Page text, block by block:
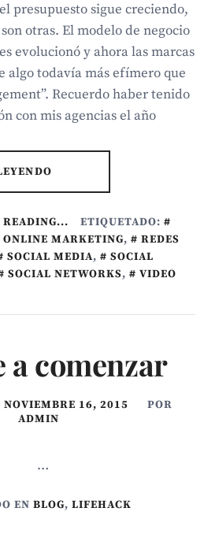
presupuesto sigue creciendo,
otras. El modelo de negocio
evolucionó y ahora las marcas
algo todavía más efímero que
Recuerdo haber tenido
con mis agencias el año
READING...
ETIQUETADO:
ONLINE MARKETING,
REDES
SOCIAL MEDIA,
SOCIAL
SOCIAL NETWORKS, VIDEO
a comenzar
NOVIEMBRE 16, 2015
POR
ADMIN
…
EN BLOG, LIFEHACK